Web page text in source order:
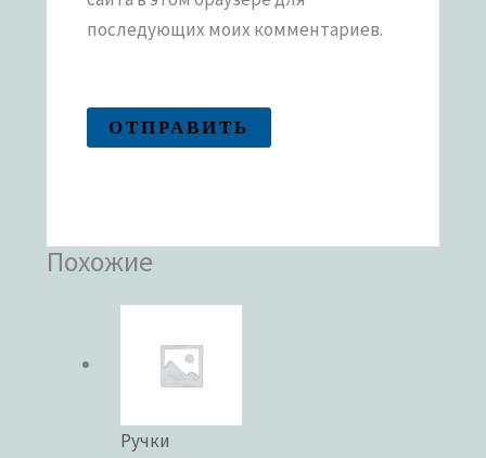
последующих моих комментариев.
Похожие
Ручки